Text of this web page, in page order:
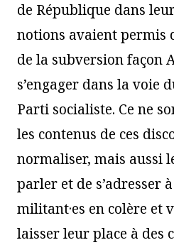
de République dans
notions avaient permis
de la subversion façon
s’engager dans la voie
Parti socialiste. Ce ne
les contenus de ces
normaliser, mais aussi
parler et de s’adresser
militant·es en colère et
laisser leur place à des